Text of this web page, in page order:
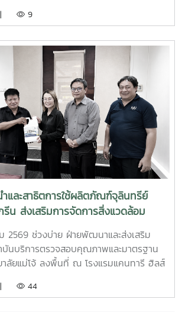
ารส่งเสริมผู้ประกอบการผ่านระบบ BDS
ประชาสัมพันธ์บริการของหน่วยงาน และให้
บการ SME ในพื้นที่จังหวัดเชียงใหม่และ
ยบริหารและห้องปฏิบัติการ นำโดย รองผู้
ารและห้องปฏิบัติการ นางริมฤทัย พุทธวงค์
ได้แก่ นางสาวสุปราณี แก้วเทียน นัก
วธนพร ดวงเดช นักวิทยาศาสตร์ นางสาว
เจ้าหน้าที่บริการลูกค้า ภายในงาน IQS ได้
การด้านการตรวจสอบคุณภาพและ
ร้อมให้คำปรึกษาแก่ผู้ประกอบการเกี่ยวกับ
ารยกระดับมาตรฐานสินค้า และการใช้
เพื่อสนับสนุนการเพิ่มขีดความสามารถใน
กอบการไทย รวมถึงสร้างเครือข่ายความ
งานภาครัฐ สถาบันการศึกษา และภาคธุรกิจ
| 9
และสาธิตการใช้ผลิตภัณฑ์จุลินทรีย์
รีน ส่งเสริมการจัดการสิ่งแวดล้อม
2569 ช่วงบ่าย ฝ่ายพัฒนาและส่งเสริม
นบริการตรวจสอบคุณภาพและมาตรฐาน
ลัยแม่โจ้ ลงพื้นที่ ณ โรงแรมแคนทารี ฮิลส์
รใช้งานผลิตภัณฑ์จุลินทรีย์ MMO ตราแม่โจ้
| 44